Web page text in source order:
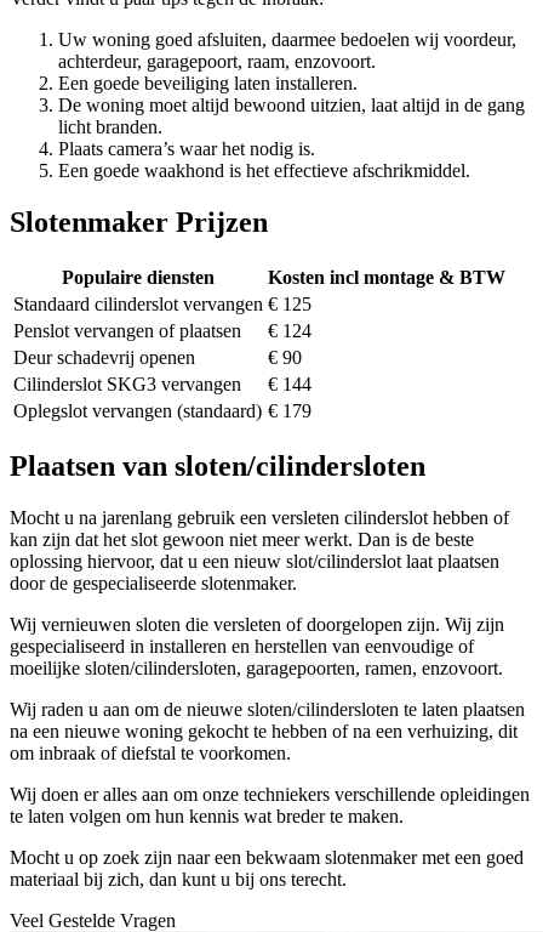
Uw woning goed afsluiten, daarmee bedoelen wij voordeur,
achterdeur, garagepoort, raam, enzovoort.
Een goede beveiliging laten installeren.
De woning moet altijd bewoond uitzien, laat altijd in de gang
licht branden.
Plaats camera’s waar het nodig is.
Een goede waakhond is het effectieve afschrikmiddel.
Slotenmaker Prijzen
Populaire diensten
Kosten incl montage & BTW
Standaard cilinderslot vervangen € 125
Penslot vervangen of plaatsen
€ 124
Deur schadevrij openen
€ 90
Cilinderslot SKG3 vervangen
€ 144
Oplegslot vervangen (standaard) € 179
Plaatsen van sloten/cilindersloten
Mocht u na jarenlang gebruik een versleten cilinderslot hebben of
kan zijn dat het slot gewoon niet meer werkt. Dan is de beste
oplossing hiervoor, dat u een nieuw slot/cilinderslot laat plaatsen
door de gespecialiseerde slotenmaker.
Wij vernieuwen sloten die versleten of doorgelopen zijn. Wij zijn
gespecialiseerd in installeren en herstellen van eenvoudige of
moeilijke sloten/cilindersloten, garagepoorten, ramen, enzovoort.
Wij raden u aan om de nieuwe sloten/cilindersloten te laten plaatsen
na een nieuwe woning gekocht te hebben of na een verhuizing, dit
om inbraak of diefstal te voorkomen.
Wij doen er alles aan om onze techniekers verschillende opleidingen
te laten volgen om hun kennis wat breder te maken.
Mocht u op zoek zijn naar een bekwaam slotenmaker met een goed
materiaal bij zich, dan kunt u bij ons terecht.
Veel Gestelde Vragen